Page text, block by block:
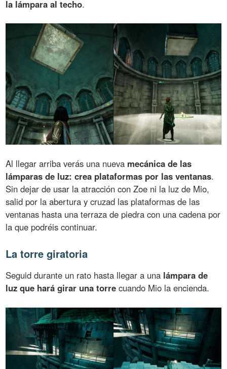
la lámpara al techo.
Al llegar arriba verás una nueva mecánica de las
lámparas de luz: crea plataformas por las ventanas.
Sin dejar de usar la atracción con Zoe ni la luz de Mio,
salid por la abertura y cruzad las plataformas de las
ventanas hasta una terraza de piedra con una cadena por
la que podréis continuar.
La torre giratoria
Seguid durante un rato hasta llegar a una lámpara de
luz que hará girar una torre cuando Mio la encienda.